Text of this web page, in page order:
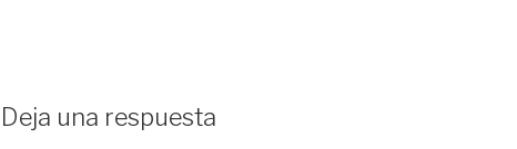
Deja una respuesta